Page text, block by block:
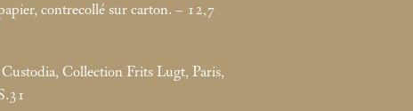
contrecollé sur carton. – 12,7
Collection Frits Lugt, Paris,